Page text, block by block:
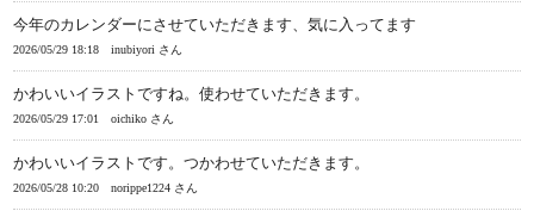
今年のカレンダーにさせていただきます、気に入ってます
2026/05/29 18:18 inubiyori さん
かわいいイラストですね。使わせていただきます。
2026/05/29 17:01 oichiko さん
かわいいイラストです。つかわせていただきます。
2026/05/28 10:20 norippe1224 さん